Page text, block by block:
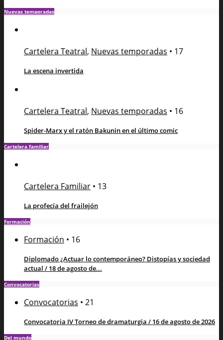
Nuevas temporadas
Cartelera Teatral, Nuevas temporadas • 17
La escena invertida
Cartelera Teatral, Nuevas temporadas • 16
Spider-Marx y el ratón Bakunin en el último comic
Cartelera familiar
Cartelera Familiar • 13
La profecía del frailejón
Formación
Formación • 16
Diplomado ¿Actuar lo contemporáneo? Distopías y sociedad
actual / 18 de agosto de...
Convocatorias
Convocatorias • 21
Convocatoria IV Torneo de dramaturgia / 16 de agosto de 2026
Del mundo